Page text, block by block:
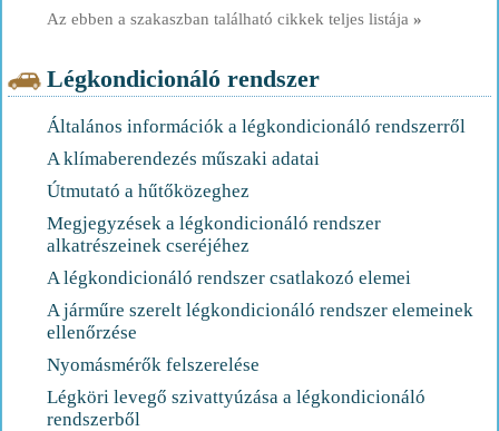
Az ebben a szakaszban található cikkek teljes listája »
Légkondicionáló rendszer
Általános információk a légkondicionáló rendszerről
A klímaberendezés műszaki adatai
Útmutató a hűtőközeghez
Megjegyzések a légkondicionáló rendszer
alkatrészeinek cseréjéhez
A légkondicionáló rendszer csatlakozó elemei
A járműre szerelt légkondicionáló rendszer elemeinek
ellenőrzése
Nyomásmérők felszerelése
Légköri levegő szivattyúzása a légkondicionáló
rendszerből